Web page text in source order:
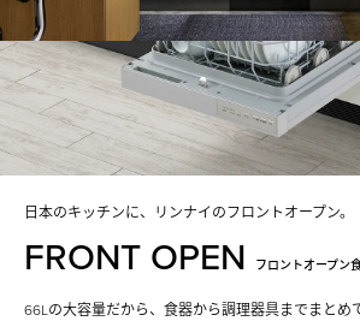
日本のキッチンに、リンナイのフロントオープン。
FRONT OPEN フロントオープン
66Lの大容量だから、⾷器から調理器具までまとめ